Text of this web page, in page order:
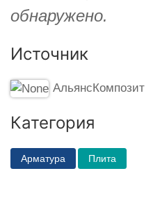
обнаружено.
Источник
АльянсКомпозит
Категория
Арматура Плита